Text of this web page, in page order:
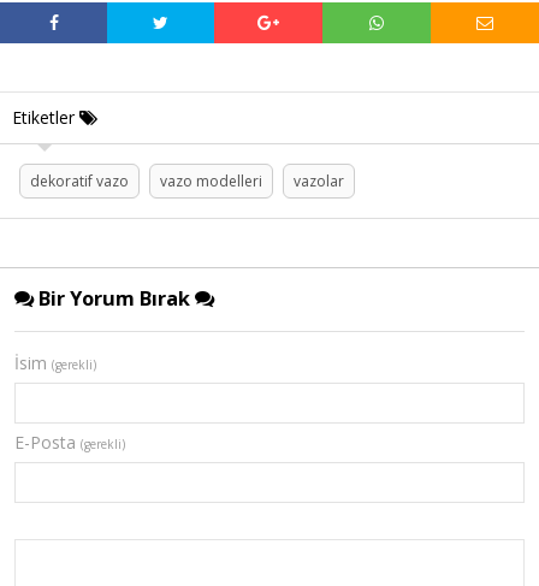
Etiketler
dekoratif vazo vazo modelleri vazolar
Bir Yorum Bırak
İsim (gerekli)
E-Posta (gerekli)